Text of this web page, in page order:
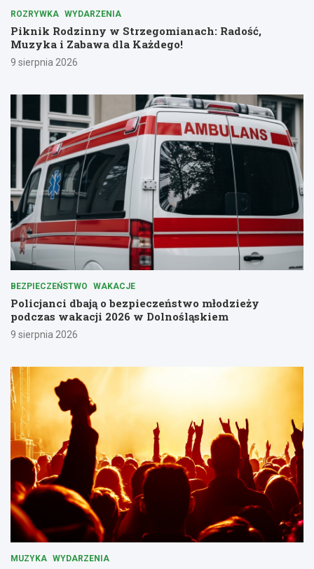
ROZRYWKA WYDARZENIA
Piknik Rodzinny w Strzegomianach: Radość,
Muzyka i Zabawa dla Każdego!
9 sierpnia 2026
BEZPIECZEŃSTWO WAKACJE
Policjanci dbają o bezpieczeństwo młodzieży
podczas wakacji 2026 w Dolnośląskiem
9 sierpnia 2026
MUZYKA WYDARZENIA